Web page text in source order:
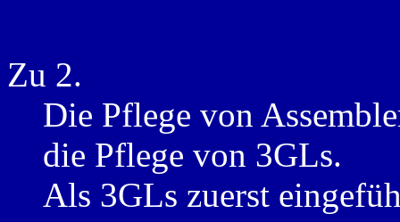
Zu 2.
Die Pflege von
die Pflege von 3GLs.
Als 3GLs zuerst